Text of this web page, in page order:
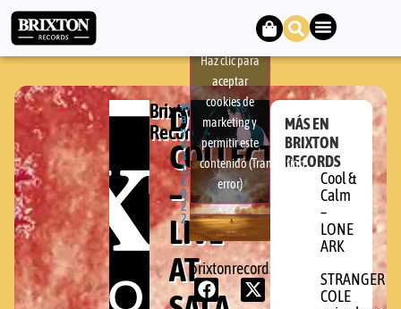
Brixton
Records
DROP
COLLECTIVE
–
LIVE
AT
m
a
y
o
3
1,
2
0
2
2
Haz clic para
aceptar
cookies de
marketing y
permitir este
contenido (Translation
error)
brixtonrecords.com
MÁS EN
BRIXTON
RECORDS
Cool &
Calm
–
LONE
ARK
STRANGER
COLE